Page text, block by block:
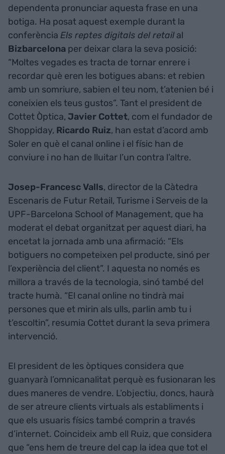
dependenta pronunciar aquesta frase en una
botiga. Ha posat aquest exemple durant la
conferència Els reptes digitals del retail al
Bizbarcelona per deixar clara la seva posició:
“Moltes vegades es tracta de tornar enrere i
recordar què eren les botigues abans: et rebien
amb un somriure, sabien el teu nom, t’atenien bé i
coneixien els teus gustos”. Tant el president de
Cottet Òptica, Javier Cottet, com el fundador de
Shoppiday, Ricardo Ruiz, han estat d’acord amb
Soler en què el canal online i el físic han de
conviure i no han de lluitar l’un contra l’altre.
Josep-Francesc Valls, director de la Càtedra
Escenaris de Futur Retail, Turisme i Serveis de la
UPF-Barcelona School of Management, que ha
moderat el debat organitzat per aquest diari, ha
encetat la jornada amb una afirmació: “Els
botiguers no competeixen pel producte, sinó per
l’experiència del client”. I aquesta no només es
millora a través de la tecnologia, sinó també del
tracte humà. “El canal online no tindrà mai
persones que et mirin als ulls, parlin amb tu i
t’escoltin”, resumia Cottet durant la seva primera
intervenció.
El president de les òptiques considera que
guanyarà l’omnicanalitat perquè es fusionaran les
dues maneres de vendre. L’objectiu, doncs, haurà
de ser atreure clients virtuals als establiments i
que els usuaris físics també comprin a través
d’internet. Coincideix amb ell Ruiz, que considera
que “ens hem de treure del cap la idea que tot el